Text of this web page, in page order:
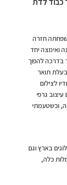
במסורת, משפחתה חזרה
ואימצה יחד
בדרכה להפוך
תואר
לצילום
גרפי
וכשטעמתי
בארץ וגם
כלה,